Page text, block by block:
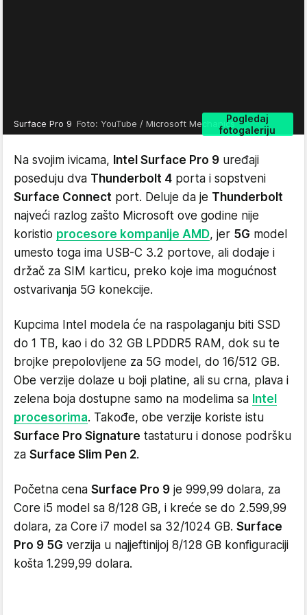
Pogledaj
fotogaleriju
Surface Pro 9 Foto: YouTube / Microsoft Mechanics
Na svojim ivicama, Intel Surface Pro 9 uređaji
poseduju dva Thunderbolt 4 porta i sopstveni
Surface Connect port. Deluje da je Thunderbolt
najveći razlog zašto Microsoft ove godine nije
koristio procesore kompanije AMD, jer 5G model
umesto toga ima USB-C 3.2 portove, ali dodaje i
držač za SIM karticu, preko koje ima mogućnost
ostvarivanja 5G konekcije.
Kupcima Intel modela će na raspolaganju biti SSD
do 1 TB, kao i do 32 GB LPDDR5 RAM, dok su te
brojke prepolovljene za 5G model, do 16/512 GB.
Obe verzije dolaze u boji platine, ali su crna, plava i
zelena boja dostupne samo na modelima sa Intel
procesorima. Takođe, obe verzije koriste istu
Surface Pro Signature tastaturu i donose podršku
za Surface Slim Pen 2.
Početna cena Surface Pro 9 je 999,99 dolara, za
Core i5 model sa 8/128 GB, i kreće se do 2.599,99
dolara, za Core i7 model sa 32/1024 GB. Surface
Pro 9 5G verzija u najjeftinijoj 8/128 GB konfiguraciji
košta 1.299,99 dolara.